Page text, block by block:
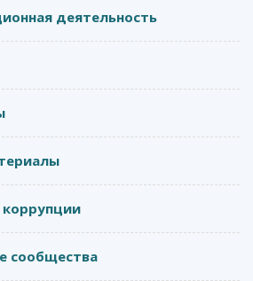
деятельность
сообщества